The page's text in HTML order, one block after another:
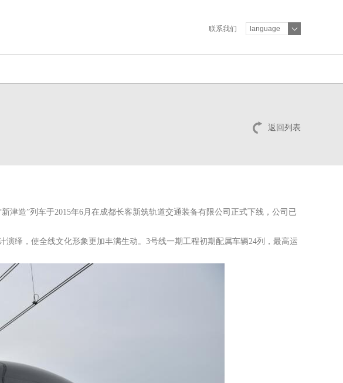
联系我们 language
返回列表
津造”列车于2015年6月在成都长客新筑轨道交通装备有限公司正式下线，公司已
绎，使全线文化形象更加丰满生动。3号线一期工程初期配属车辆24列，最高运